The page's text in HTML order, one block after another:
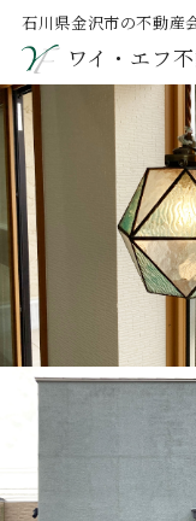
石川県金沢市の不動産
ワイ・エフ